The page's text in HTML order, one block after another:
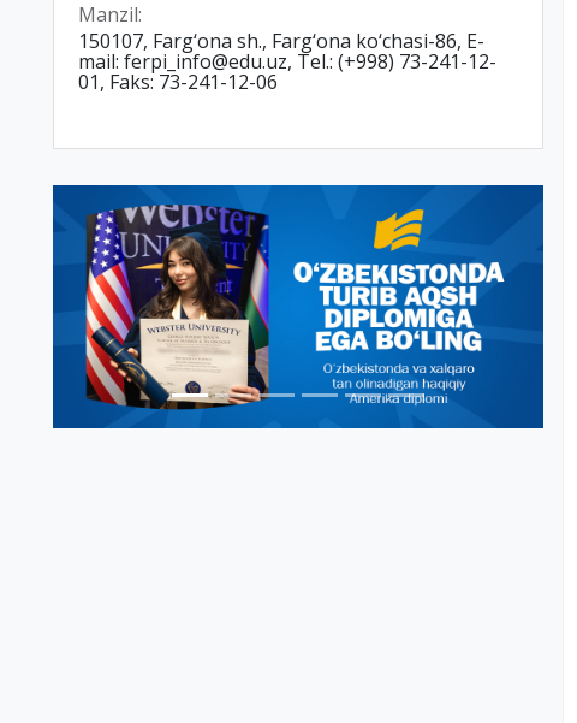
Manzil:
150107, Farg‘ona sh., Farg‘ona ko‘chasi-86, E-
mail: ferpi_info@edu.uz, Tel.: (+998) 73-241-12-
01, Faks: 73-241-12-06